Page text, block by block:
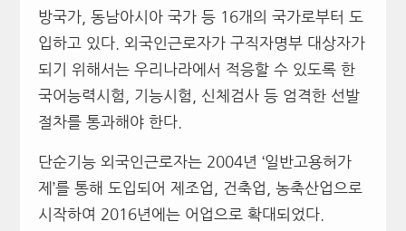
방국가, 동남아시아 국가 등 16개의 국가로부터 도
입하고 있다. 외국인근로자가 구직자명부 대상자가
되기 위해서는 우리나라에서 적응할 수 있도록 한
국어능력시험, 기능시험, 신체검사 등 엄격한 선발
절차를 통과해야 한다.
단순기능 외국인근로자는 2004년 ‘일반고용허가
제’를 통해 도입되어 제조업, 건축업, 농축산업으로
시작하여 2016년에는 어업으로 확대되었다.